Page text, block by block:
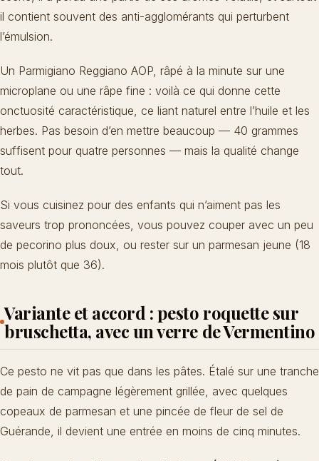
il contient souvent des anti-agglomérants qui perturbent
l’émulsion.
Un Parmigiano Reggiano AOP, râpé à la minute sur une
microplane ou une râpe fine : voilà ce qui donne cette
onctuosité caractéristique, ce liant naturel entre l’huile et les
herbes. Pas besoin d’en mettre beaucoup — 40 grammes
suffisent pour quatre personnes — mais la qualité change
tout.
Si vous cuisinez pour des enfants qui n’aiment pas les
saveurs trop prononcées, vous pouvez couper avec un peu
de pecorino plus doux, ou rester sur un parmesan jeune (18
mois plutôt que 36).
Variante et accord : pesto roquette sur
bruschetta, avec un verre de Vermentino
Ce pesto ne vit pas que dans les pâtes. Étalé sur une tranche
de pain de campagne légèrement grillée, avec quelques
copeaux de parmesan et une pincée de fleur de sel de
Guérande, il devient une entrée en moins de cinq minutes.